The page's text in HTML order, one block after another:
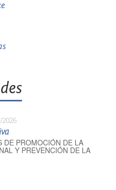
2026
DE PROMOCIÓN DE LA
Y PREVENCIÓN DE LA